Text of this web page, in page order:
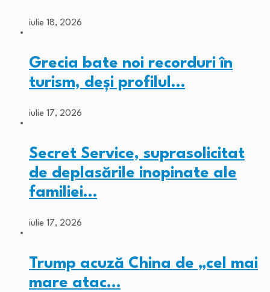
iulie 18, 2026
Grecia bate noi recorduri în
turism, deși profilul…
iulie 17, 2026
Secret Service, suprasolicitat
de deplasările inopinate ale
familiei…
iulie 17, 2026
Trump acuză China de „cel mai
mare atac…